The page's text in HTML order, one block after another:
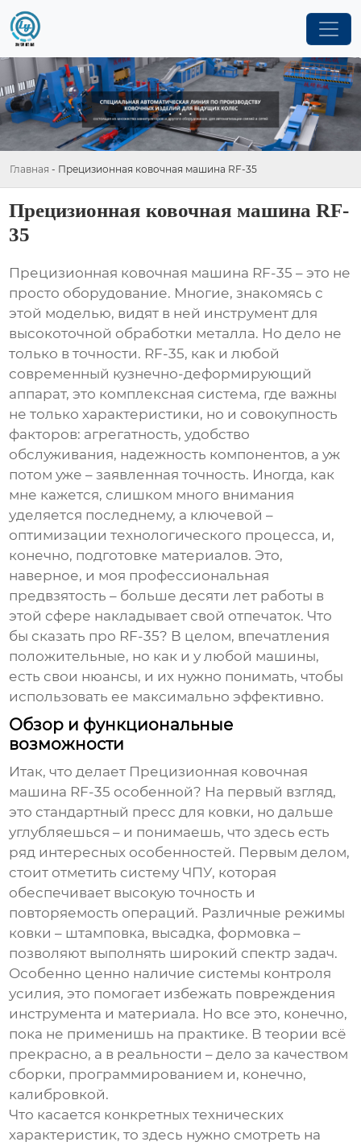
Главная - Прецизионная ковочная машина RF-35
Прецизионная ковочная машина RF-
35
Прецизионная ковочная машина RF-35 – это не
просто оборудование. Многие, знакомясь с
этой моделью, видят в ней инструмент для
высокоточной обработки металла. Но дело не
только в точности. RF-35, как и любой
современный кузнечно-деформирующий
аппарат, это комплексная система, где важны
не только характеристики, но и совокупность
факторов: агрегатность, удобство
обслуживания, надежность компонентов, а уж
потом уже – заявленная точность. Иногда, как
мне кажется, слишком много внимания
уделяется последнему, а ключевой –
оптимизации технологического процесса, и,
конечно, подготовке материалов. Это,
наверное, и моя профессиональная
предвзятость – больше десяти лет работы в
этой сфере накладывает свой отпечаток. Что
бы сказать про RF-35? В целом, впечатления
положительные, но как и у любой машины,
есть свои нюансы, и их нужно понимать, чтобы
использовать ее максимально эффективно.
Обзор и функциональные
возможности
Итак, что делает Прецизионная ковочная
машина RF-35 особенной? На первый взгляд,
это стандартный пресс для ковки, но дальше
углубляешься – и понимаешь, что здесь есть
ряд интересных особенностей. Первым делом,
стоит отметить систему ЧПУ, которая
обеспечивает высокую точность и
повторяемость операций. Различные режимы
ковки – штамповка, высадка, формовка –
позволяют выполнять широкий спектр задач.
Особенно ценно наличие системы контроля
усилия, это помогает избежать повреждения
инструмента и материала. Но все это, конечно,
пока не применишь на практике. В теории всё
прекрасно, а в реальности – дело за качеством
сборки, программированием и, конечно,
калибровкой.
Что касается конкретных технических
характеристик, то здесь нужно смотреть на